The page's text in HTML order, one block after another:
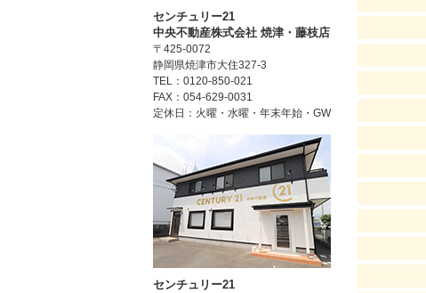
センチュリー21
中央不動産株式会社 焼津・藤枝店
〒425-0072
静岡県焼津市大住327-3
TEL：0120-850-021
FAX：054-629-0031
定休日：火曜・水曜・年末年始・GW
センチュリー21